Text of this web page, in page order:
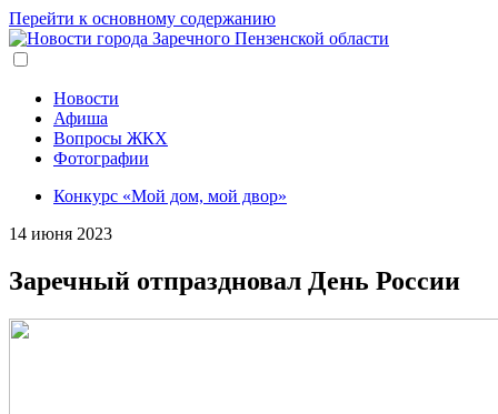
Перейти к основному содержанию
Новости
Афиша
Вопросы ЖКХ
Фотографии
Конкурс «Мой дом, мой двор»
14 июня 2023
Заречный отпраздновал День России